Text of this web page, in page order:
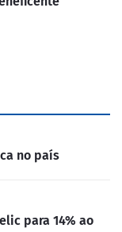
no país
para 14% ao